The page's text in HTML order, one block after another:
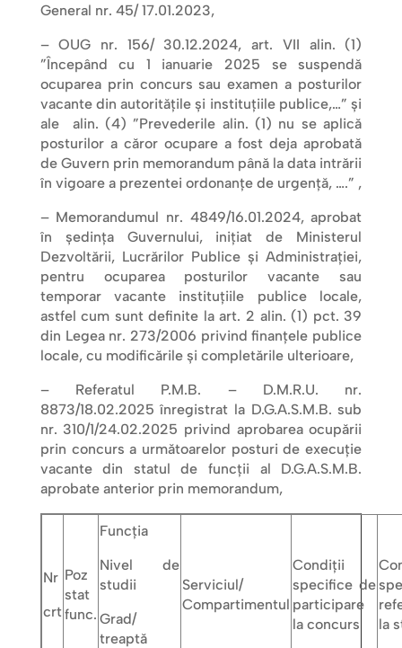
General nr. 45/ 17.01.2023,
– OUG nr. 156/ 30.12.2024, art. VII alin. (1)
”Începând cu 1 ianuarie 2025 se suspendă
ocuparea prin concurs sau examen a posturilor
vacante din autoritățile și instituțiile publice,…” și
ale alin. (4) ”Prevederile alin. (1) nu se aplică
posturilor a căror ocupare a fost deja aprobată
de Guvern prin memorandum până la data intrării
în vigoare a prezentei ordonanțe de urgență, ….” ,
– Memorandumul nr. 4849/16.01.2024, aprobat
în ședința Guvernului, inițiat de Ministerul
Dezvoltării, Lucrărilor Publice și Administrației,
pentru ocuparea posturilor vacante sau
temporar vacante instituțiile publice locale,
astfel cum sunt definite la art. 2 alin. (1) pct. 39
din Legea nr. 273/2006 privind finanțele publice
locale, cu modificările și completările ulterioare,
– Referatul P.M.B. – D.M.R.U. nr.
8873/18.02.2025 înregistrat la D.G.A.S.M.B. sub
nr. 310/1/24.02.2025 privind aprobarea ocupării
prin concurs a următoarelor posturi de execuţie
vacante din statul de funcţii al D.G.A.S.M.B.
aprobate anterior prin memorandum,
Nr
crt
Poz
stat
func.
Funcţia
Nivel de
studii
Grad/
treaptă
Serviciul/
Compartimentul
Condiţii
specifice de
participare
la concurs
la